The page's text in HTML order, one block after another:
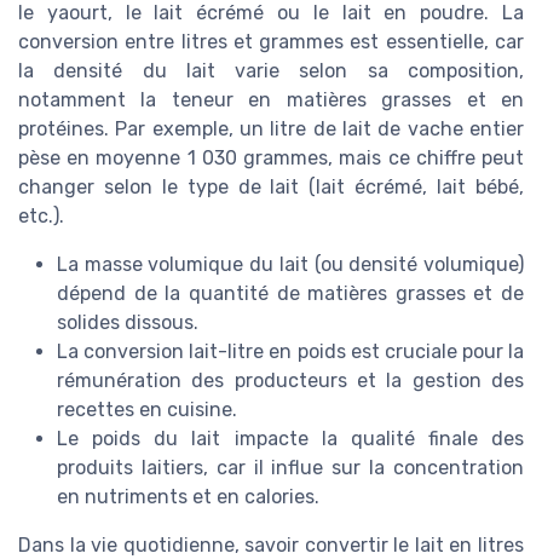
le yaourt, le lait écrémé ou le lait en poudre. La
conversion entre litres et grammes est essentielle, car
la densité du lait varie selon sa composition,
notamment la teneur en matières grasses et en
protéines. Par exemple, un litre de lait de vache entier
pèse en moyenne 1 030 grammes, mais ce chiffre peut
changer selon le type de lait (lait écrémé, lait bébé,
etc.).
La masse volumique du lait (ou densité volumique)
dépend de la quantité de matières grasses et de
solides dissous.
La conversion lait-litre en poids est cruciale pour la
rémunération des producteurs et la gestion des
recettes en cuisine.
Le poids du lait impacte la qualité finale des
produits laitiers, car il influe sur la concentration
en nutriments et en calories.
Dans la vie quotidienne, savoir convertir le lait en litres